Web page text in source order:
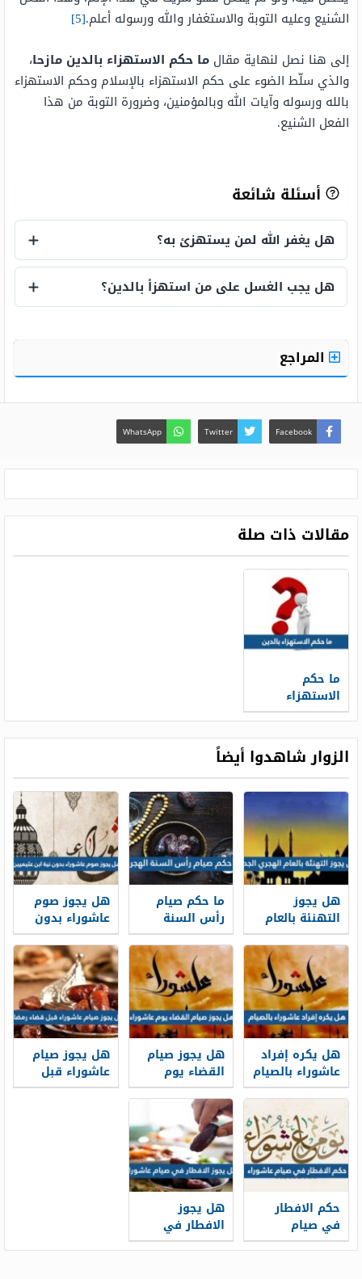
الشنيع وعليه التوبة والاستغفار والله ورسوله أعلم.[5]
إلى هنا نصل لنهاية مقال ما حكم الاستهزاء بالدين مازحا،
والذي سلّط الضوء على حكم الاستهزاء بالإسلام وحكم الاستهزاء
بالله ورسوله وآيات الله وبالمؤمنين، وضرورة التوبة من هذا
الفعل الشنيع.
أسئلة شائعة
هل يغفر الله لمن يستهزئ به؟
هل يغفر الله لمن يستهزئ به؟
هل يجب الغسل على من استهزأ بالدين؟
المراجع
Facebook
Twitter
WhatsApp
مقالات ذات صلة
ما حكم
الاستهزاء
بالدين
الزوار شاهدوا أيضاً
هل يجوز
التهنئة بالعام
الهجري الجديد
1448
ما حكم صيام
رأس السنة
الهجرية
هل يجوز صوم
عاشوراء بدون
نية ابن عثيميين
هل يكره إفراد
عاشوراء بالصيام
هل يجوز صيام
القضاء يوم
عاشوراء
هل يجوز صيام
عاشوراء قبل
قضاء رمضان
حكم الافطار
في صيام
عاشوراء
هل يجوز
الافطار في
صيام عاشوراء